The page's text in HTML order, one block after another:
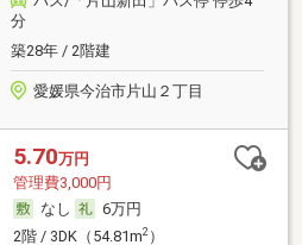
分
築28年 / 2階建
愛媛県今治市片山２丁目
5.70万円
管理費3,000円
なし
6万円
2階 / 3DK（54.81m2）